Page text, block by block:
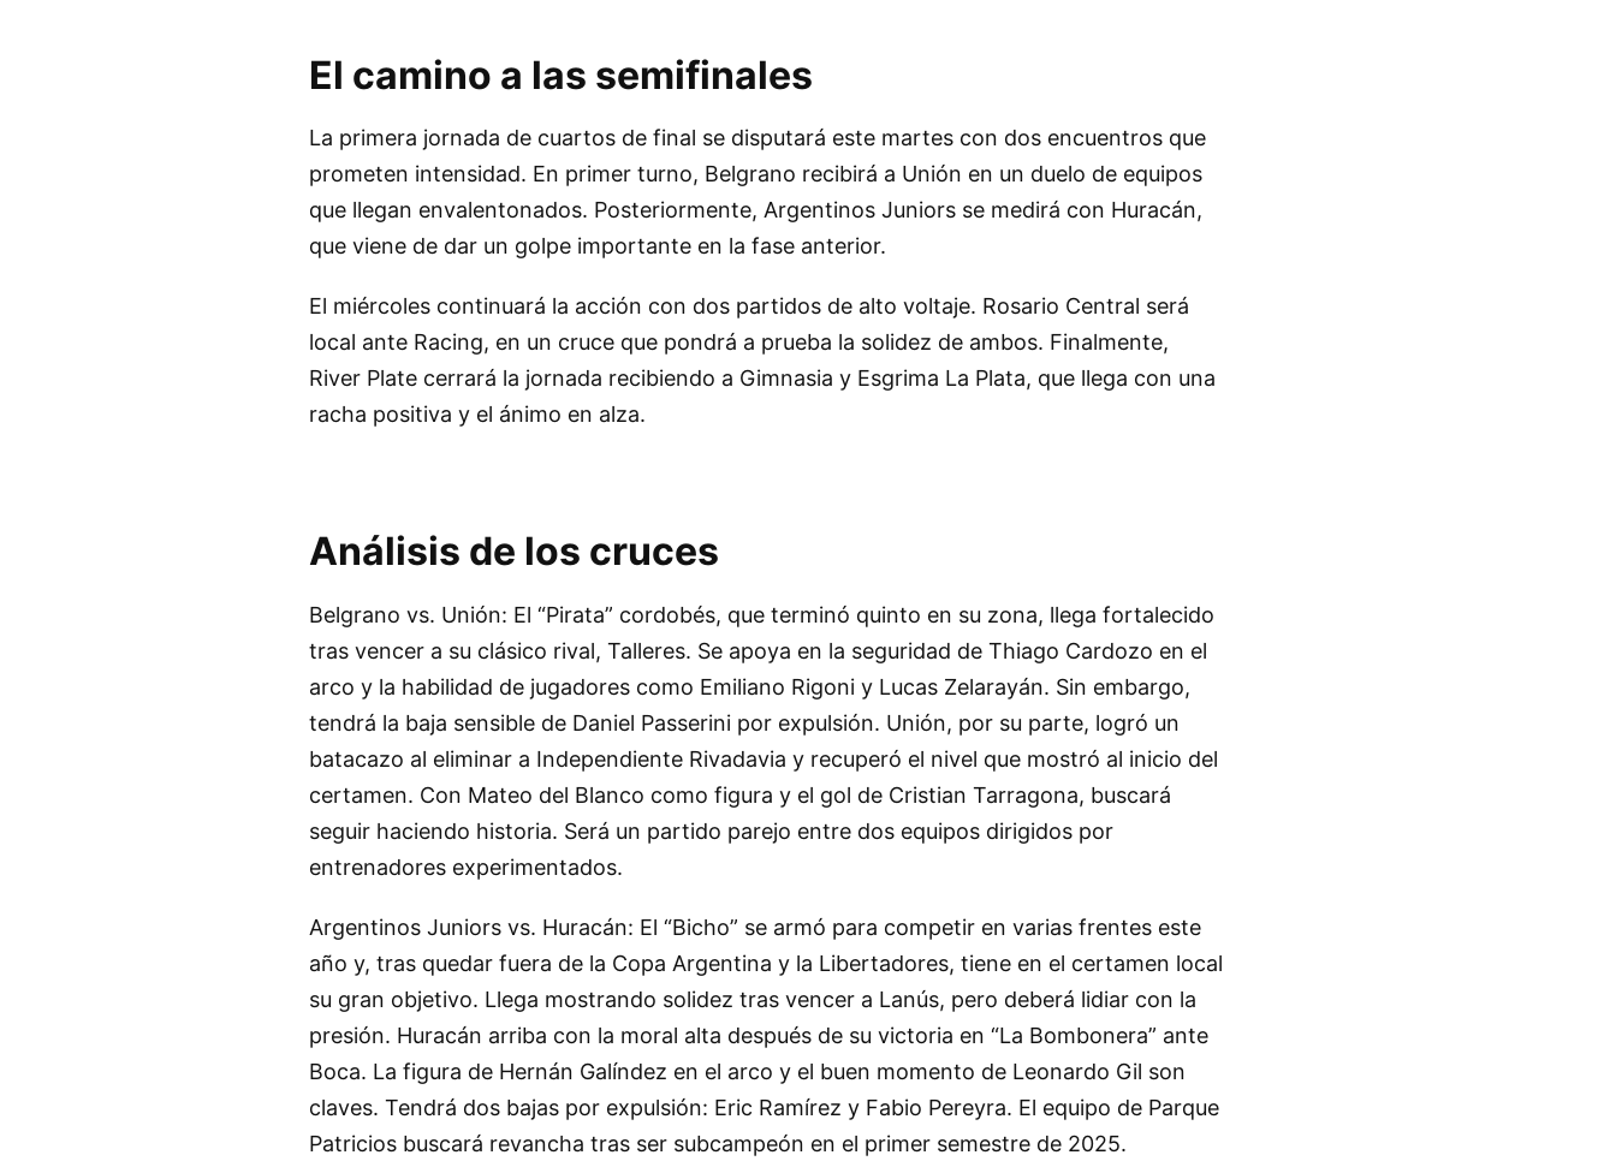
El camino a las semifinales
La primera jornada de cuartos de final se disputará este martes con dos encuentros que
prometen intensidad. En primer turno, Belgrano recibirá a Unión en un duelo de equipos
que llegan envalentonados. Posteriormente, Argentinos Juniors se medirá con Huracán,
que viene de dar un golpe importante en la fase anterior.
El miércoles continuará la acción con dos partidos de alto voltaje. Rosario Central será
local ante Racing, en un cruce que pondrá a prueba la solidez de ambos. Finalmente,
River Plate cerrará la jornada recibiendo a Gimnasia y Esgrima La Plata, que llega con una
racha positiva y el ánimo en alza.
Análisis de los cruces
Belgrano vs. Unión: El “Pirata” cordobés, que terminó quinto en su zona, llega fortalecido
tras vencer a su clásico rival, Talleres. Se apoya en la seguridad de Thiago Cardozo en el
arco y la habilidad de jugadores como Emiliano Rigoni y Lucas Zelarayán. Sin embargo,
tendrá la baja sensible de Daniel Passerini por expulsión. Unión, por su parte, logró un
batacazo al eliminar a Independiente Rivadavia y recuperó el nivel que mostró al inicio del
certamen. Con Mateo del Blanco como figura y el gol de Cristian Tarragona, buscará
seguir haciendo historia. Será un partido parejo entre dos equipos dirigidos por
entrenadores experimentados.
Argentinos Juniors vs. Huracán: El “Bicho” se armó para competir en varias frentes este
año y, tras quedar fuera de la Copa Argentina y la Libertadores, tiene en el certamen local
su gran objetivo. Llega mostrando solidez tras vencer a Lanús, pero deberá lidiar con la
presión. Huracán arriba con la moral alta después de su victoria en “La Bombonera” ante
Boca. La figura de Hernán Galíndez en el arco y el buen momento de Leonardo Gil son
claves. Tendrá dos bajas por expulsión: Eric Ramírez y Fabio Pereyra. El equipo de Parque
Patricios buscará revancha tras ser subcampeón en el primer semestre de 2025.